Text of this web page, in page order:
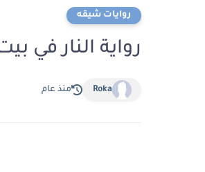
روايات شيقه
رواية النار في بيت
Roka منذ عام